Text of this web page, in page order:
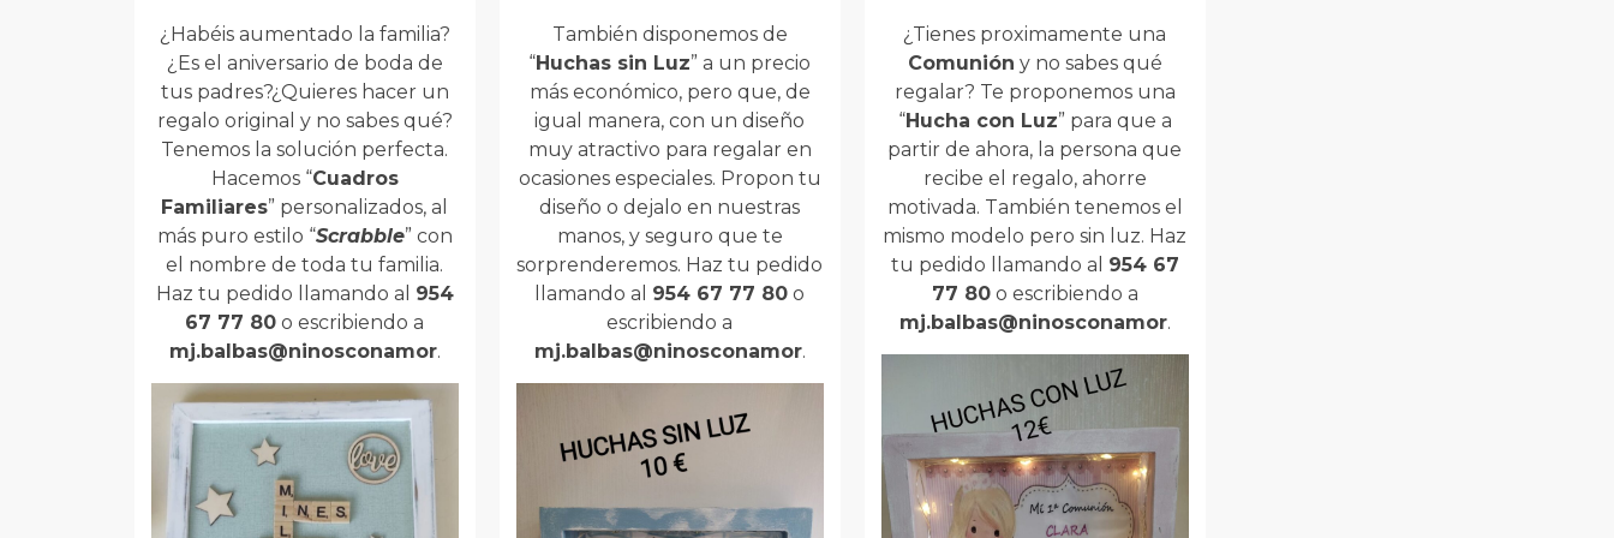
¿Habéis aumentado la familia?
¿Es el aniversario de boda de
tus padres?¿Quieres hacer un
regalo original y no sabes qué?
Tenemos la solución perfecta.
Hacemos “Cuadros
Familiares” personalizados, al
más puro estilo “Scrabble” con
el nombre de toda tu familia.
Haz tu pedido llamando al 954
67 77 80 o escribiendo a
mj.balbas@ninosconamor.
También disponemos de
“Huchas sin Luz” a un precio
más económico, pero que, de
igual manera, con un diseño
muy atractivo para regalar en
ocasiones especiales. Propon tu
diseño o dejalo en nuestras
manos, y seguro que te
sorprenderemos. Haz tu pedido
llamando al 954 67 77 80 o
escribiendo a
mj.balbas@ninosconamor.
¿Tienes proximamente una
Comunión y no sabes qué
regalar? Te proponemos una
“Hucha con Luz” para que a
partir de ahora, la persona que
recibe el regalo, ahorre
motivada. También tenemos el
mismo modelo pero sin luz. Haz
tu pedido llamando al 954 67
77 80o escribiendo a
mj.balbas@ninosconamor.